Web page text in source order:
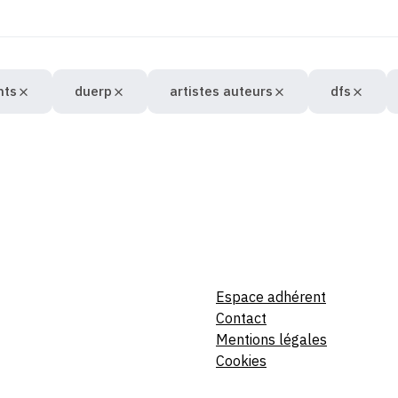
duerp artistes auteurs dfs
Espace adhérent
Contact
Mentions légales
Cookies